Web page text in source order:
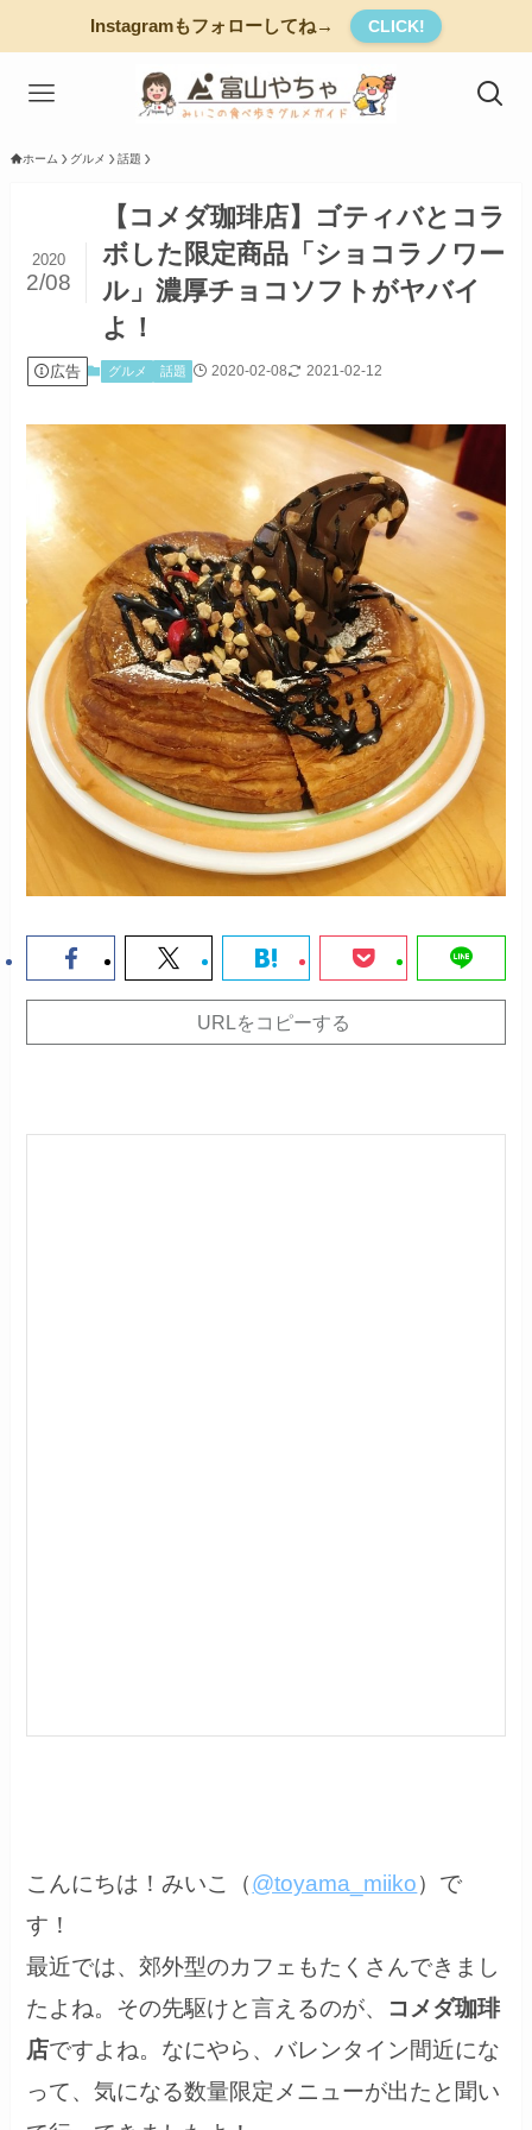
Instagramもフォローしてね→ CLICK!
ホーム グルメ 話題
【コメダ珈琲店】ゴティバとコラ
ボした限定商品「ショコラノワー
ル」濃厚チョコソフトがヤバイ
よ！
2020
2/08
広告 グルメ 話題 2020-02-08 2021-02-12
URLをコピーする
こんにちは！みいこ（@toyama_miiko）で
す！
最近では、郊外型のカフェもたくさんできまし
たよね。その先駆けと言えるのが、
コメダ珈琲
店ですよね。なにやら、バレンタイン間近にな
って、気になる数量限定メニューが出たと聞い